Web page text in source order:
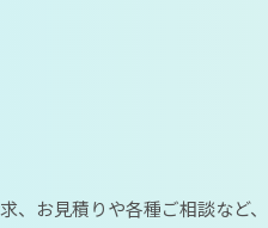
、お見積りや各種ご相談など